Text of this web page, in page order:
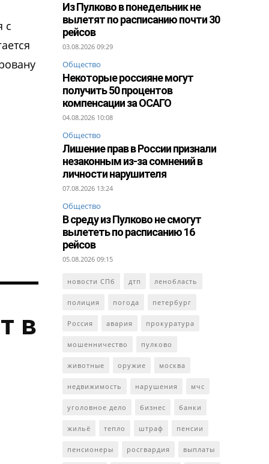
с
в
Из Пулково в понедельник не
вылетят по расписанию почти 30
рейсов
03.08.2026 09:29
Общество
Некоторые россияне могут
получить 50 процентов
компенсации за ОСАГО
04.08.2026 10:08
Общество
Лишение прав в России признали
незаконным из-за сомнений в
личности нарушителя
07.08.2026 13:24
Общество
В среду из Пулково не смогут
вылететь по расписанию 16
рейсов
05.08.2026 09:15
новости СПб дтп ленобласть
полиция погода петербург
Россия авария прокуратура
мошенничество пулково
животные оружие москва
недвижимость нарушения мчс
уголовное дело бизнес банки
жильё тепло штраф пенсии
пенсионеры росгвардия выплаты